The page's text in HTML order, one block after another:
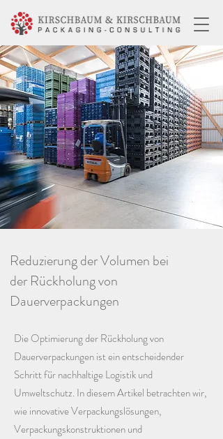
Die Optimierung der Rückholung von
Dauerverpackungen ist ein entscheidender
Schritt für nachhaltige Logistik und
Umweltschutz. In diesem Artikel betrachten wir,
wie innovative Verpackungslösungen,
Verpackungskonstruktionen und
Reduzierung der Volumen bei
der Rückholung von
Dauerverpackungen